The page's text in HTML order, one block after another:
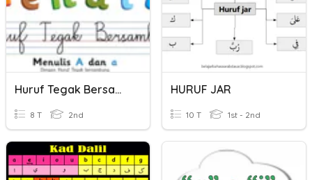
Huruf Tegak Bersambung
8 T 2nd
HURUF JAR
10 T 1st - 2nd